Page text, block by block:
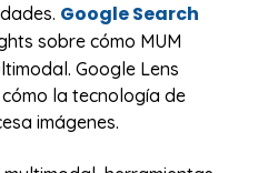
Google Search
sobre cómo MUM
Google Lens
la tecnología de
imágenes.